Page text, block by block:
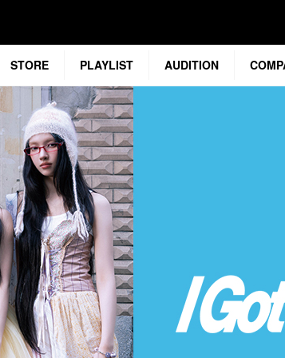
STORE PLAYLIST AUDITION